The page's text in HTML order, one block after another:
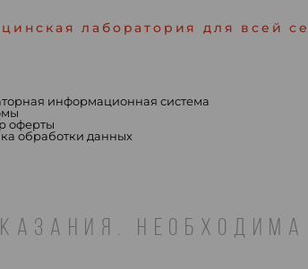
лаборатория для всей
информационная система
оферты
обработки данных